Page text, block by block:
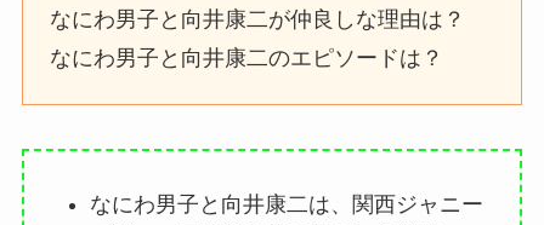
なにわ男子と向井康二が仲良しな理由は？
なにわ男子と向井康二のエピソードは？
なにわ男子と向井康二は、関西ジャニー